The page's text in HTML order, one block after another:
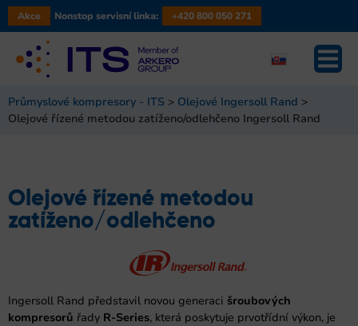
Akce Nonstop servisní linka: +420 800 050 271
Průmyslové kompresory - ITS > Olejové Ingersoll Rand >
Olejové řízené metodou zatíženo/odlehčeno Ingersoll Rand
Olejové řízené metodou
zatíženo/odlehčeno
Ingersoll Rand představil novou generaci šroubových
kompresorů řady R-Series, která poskytuje prvotřídní výkon, je